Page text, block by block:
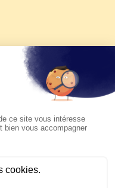
d'été 2026 de KTO
du pape Léon
suivre sur KTO le
Argentine et
novembre 2026